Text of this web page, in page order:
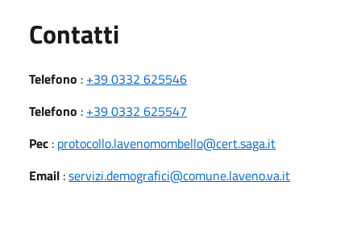
Contatti
Telefono : +39 0332 625546
Telefono : +39 0332 625547
Pec : protocollo.lavenomombello@cert.saga.it
Email :servizi.demografici@comune.laveno.va.it